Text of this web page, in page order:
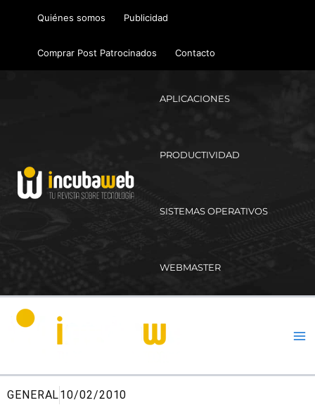
Quiénes somos Publicidad
Comprar Post Patrocinados Contacto
APLICACIONES
PRODUCTIVIDAD
SISTEMAS OPERATIVOS
WEBMASTER
GENERAL10/02/2010